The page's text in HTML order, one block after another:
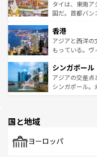
覧を参照してほ
ーチミン市のフ
醸し出している
とつ。フォーや
ひ現地で味わい
が旅行者を迎え
参照してほしい。
タイは、東南ア
国だ。首都バン
の活気が交差し
帯で自然と触れ
いビーチでリゾ
激する。気候は
が待っている。
た文化、そして
香港
アジアと西洋の
もっている。ヴ
み、どこを訪れ
ており、効率よ
うな絶景から文
シンガポール
アジアの交差点
シンガポール。
で、ホーカーズ
国と地域
ヨーロッパ